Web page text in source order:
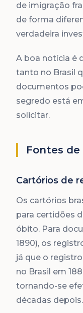
de imigração
de forma
verdadeira
A boa notícia é
tanto no Brasil
documentos
segredo está
solicitar.
Fontes
Cartórios de
Os cartórios
para certidões
óbito. Para
1890), os
já que o
no Brasil em
tornando-se
décadas depois.